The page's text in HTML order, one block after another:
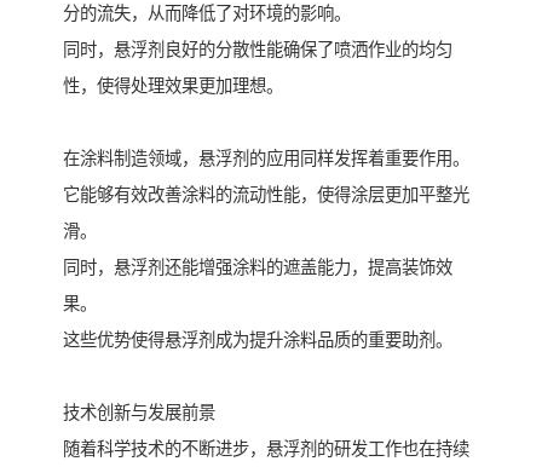
分的流失，从而降低了对环境的影响。
同时，悬浮剂良好的分散性能确保了喷洒作业的均匀
性，使得处理效果更加理想。
在涂料制造领域，悬浮剂的应用同样发挥着重要作用。
它能够有效改善涂料的流动性能，使得涂层更加平整光
滑。
同时，悬浮剂还能增强涂料的遮盖能力，提高装饰效
果。
这些优势使得悬浮剂成为提升涂料品质的重要助剂。
技术创新与发展前景
随着科学技术的不断进步，悬浮剂的研发工作也在持续